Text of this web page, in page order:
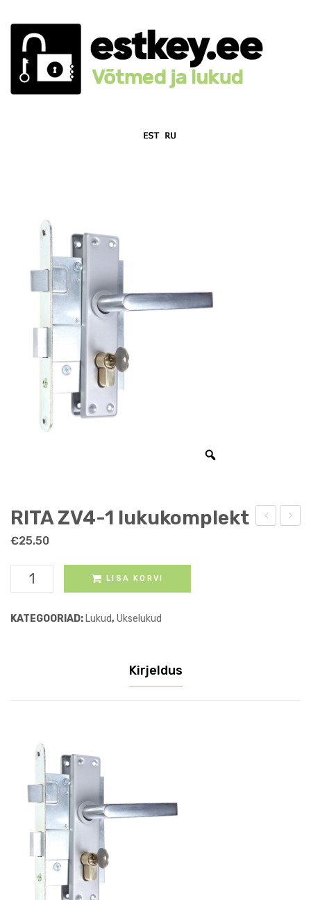
RITA ZV4-1 lukukomplekt
€25.50
RITA
ZV4-
LISA KORVI
KATEGOORIAD: Lukud,Ukselukud
Kirjeldus